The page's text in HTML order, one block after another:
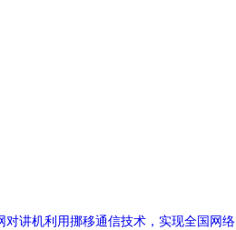
讲机利用挪移通信技术，实现全国网络